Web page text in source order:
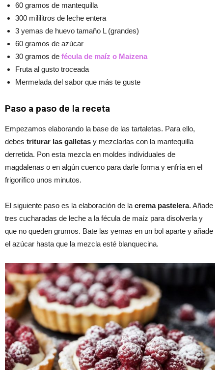
60 gramos de mantequilla
300 mililitros de leche entera
3 yemas de huevo tamaño L (grandes)
60 gramos de azúcar
30 gramos de fécula de maíz o Maizena
Fruta al gusto troceada
Mermelada del sabor que más te guste
Paso a paso de la receta
Empezamos elaborando la base de las tartaletas. Para ello,
debes triturar las galletas y mezclarlas con la mantequilla
derretida. Pon esta mezcla en moldes individuales de
magdalenas o en algún cuenco para darle forma y enfría en el
frigorífico unos minutos.
El siguiente paso es la elaboración de la crema pastelera. Añade
tres cucharadas de leche a la fécula de maíz para disolverla y
que no queden grumos. Bate las yemas en un bol aparte y añade
el azúcar hasta que la mezcla esté blanquecina.